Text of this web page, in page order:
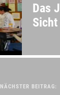
Das
NÄCHSTER BEITRAG: